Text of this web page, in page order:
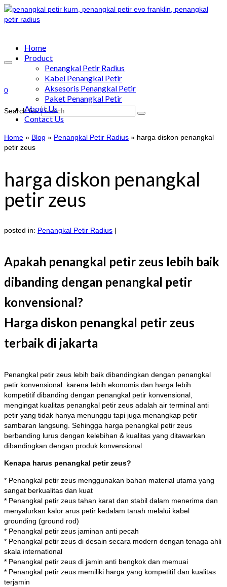
0
Search for:
Home
Product
Penangkal Petir Radius
Kabel Penangkal Petir
Aksesoris Penangkal Petir
Paket Penangkal Petir
About Us
Contact Us
Home » Blog » Penangkal Petir Radius » harga diskon penangkal
petir zeus
harga diskon penangkal
petir zeus
posted in: Penangkal Petir Radius |
Apakah penangkal petir zeus lebih baik
dibanding dengan penangkal petir
konvensional?
Harga diskon penangkal petir zeus
terbaik di jakarta
Penangkal petir zeus lebih baik dibandingkan dengan penangkal
petir konvensional. karena lebih ekonomis dan harga lebih
kompetitif dibanding dengan penangkal petir konvensional,
mengingat kualitas penangkal petir zeus adalah air terminal anti
petir yang tidak hanya menunggu tapi juga menangkap petir
sambaran langsung. Sehingga harga penangkal petir zeus
berbanding lurus dengan kelebihan & kualitas yang ditawarkan
dibandingkan dengan produk konvensional.
Kenapa harus penangkal petir zeus?
* Penangkal petir zeus menggunakan bahan material utama yang
sangat berkualitas dan kuat
* Penangkal petir zeus tahan karat dan stabil dalam menerima dan
menyalurkan kalor arus petir kedalam tanah melalui kabel
grounding (ground rod)
* Penangkal petir zeus jaminan anti pecah
* Penangkal petir zeus di desain secara modern dengan tenaga ahli
skala international
* Penangkal petir zeus di jamin anti bengkok dan memuai
* Penangkal petir zeus memiliki harga yang kompetitif dan kualitas
terjamin